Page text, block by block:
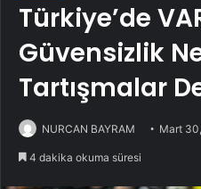
Türkiye’de
Güvensizlik
Tartışmalar
NURCAN BAYRAM Mart
4 dakika okuma süresi